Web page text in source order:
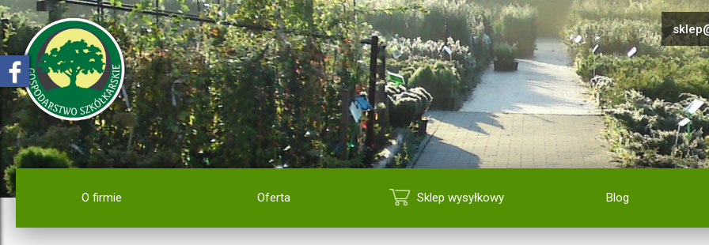
O firmie Oferta Sklep wysyłkowy Blog